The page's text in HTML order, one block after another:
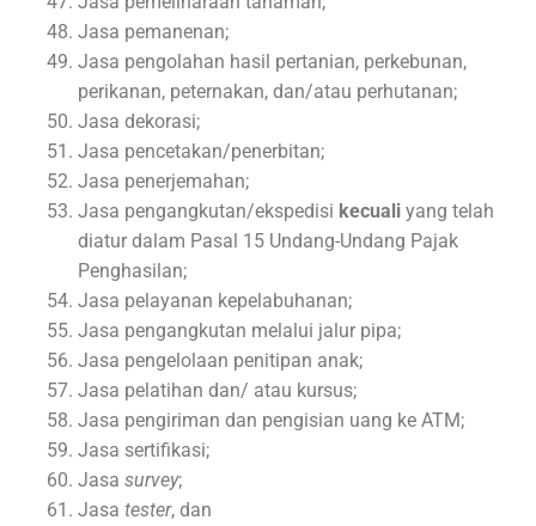
Jasa pemanenan;
Jasa pengolahan hasil pertanian, perkebunan,
perikanan, peternakan, dan/atau perhutanan;
Jasa dekorasi;
Jasa pencetakan/penerbitan;
Jasa penerjemahan;
Jasa pengangkutan/ekspedisi kecuali yang telah
diatur dalam Pasal 15 Undang-Undang Pajak
Penghasilan;
Jasa pelayanan kepelabuhanan;
Jasa pengangkutan melalui jalur pipa;
Jasa pengelolaan penitipan anak;
Jasa pelatihan dan/ atau kursus;
Jasa pengiriman dan pengisian uang ke ATM;
Jasa sertifikasi;
Jasa survey;
Jasa tester, dan